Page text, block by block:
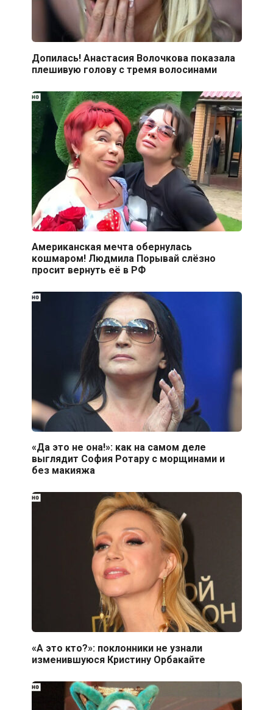
Допилась! Анастасия Волочкова показала
плешивую голову с тремя волосинами
Американская мечта обернулась
кошмаром! Людмила Порывай слёзно
просит вернуть её в РФ
«Да это не она!»: как на самом деле
выглядит София Ротару с морщинами и
без макияжа
«А это кто?»: поклонники не узнали
изменившуюся Кристину Орбакайте